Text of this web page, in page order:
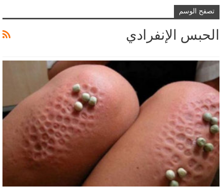
تصفح الوسم
الحبس الإنفرادي